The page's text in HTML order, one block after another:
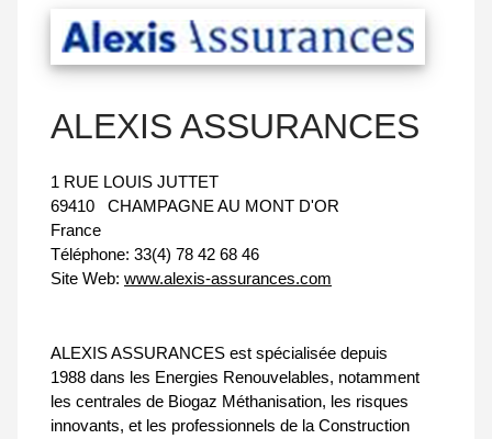
ALEXIS ASSURANCES
1 RUE LOUIS JUTTET
69410
CHAMPAGNE AU MONT D'OR
France
Téléphone: 33(4) 78 42 68 46
Site Web: www.alexis-assurances.com
ALEXIS ASSURANCES est spécialisée depuis
1988 dans les Energies Renouvelables, notamment
les centrales de Biogaz Méthanisation, les risques
innovants, et les professionnels de la Construction